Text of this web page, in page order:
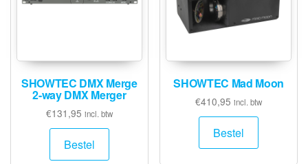
SHOWTEC DMX Merge
2-way DMX Merger
€131,95 incl. btw
Bestel
SHOWTEC Mad Moon
€410,95 incl. btw
Bestel